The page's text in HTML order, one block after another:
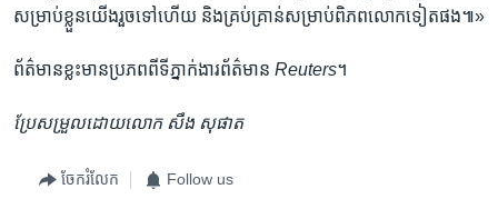
សម្រាប់​ខ្លួន​យើង​រួច​ទៅ​ហើយ និង​គ្រប់គ្រាន់​សម្រាប់​ពិភពលោក​ទៀត​ផង៕»
ព័ត៌មាន​ខ្លះ​មាន​ប្រភព​ពី​ទី​ភ្នាក់ងារ​ព័ត៌មាន​ Reuters។
ប្រែសម្រួល​ដោយ​លោក សឹង សុផាត
ចែករំលែក Follow us